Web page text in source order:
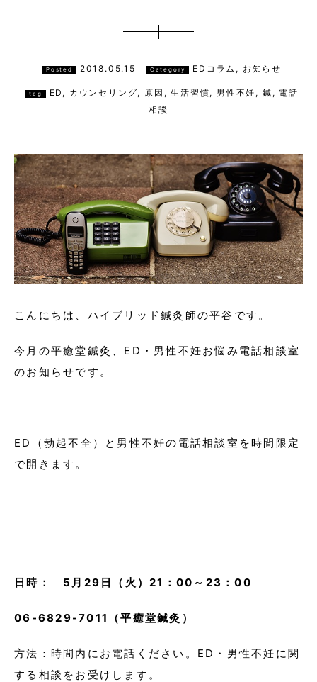
Posted 2018.05.15 Category EDコラム, お知らせ
tag ED , カウンセリング, 原因 ,生活習慣, 男性不妊 , 鍼 , 電話
相談
こんにちは、ハイブリッド鍼灸師の平谷です。
今月の平癒堂鍼灸、ED・男性不妊お悩み電話相談室
のお知らせです。
ED（勃起不全）と男性不妊の電話相談室を時間限定
で開きます。
日時： 5月29日（火）21：00～23：00
06-6829-7011（平癒堂鍼灸）
方法：時間内にお電話ください。ED・男性不妊に関
する相談をお受けします。